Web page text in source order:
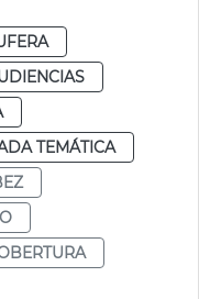
TEMÁTICA